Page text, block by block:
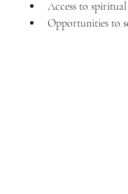
Access to
Opportunities to